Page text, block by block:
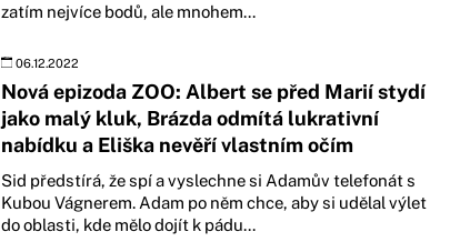
zatím nejvíce bodů, ale mnohem...
06.12.2022
Nová epizoda ZOO: Albert se před Marií stydí
jako malý kluk, Brázda odmítá lukrativní
nabídku a Eliška nevěří vlastním očím
Sid předstírá, že spí a vyslechne si Adamův telefonát s
Kubou Vágnerem. Adam po něm chce, aby si udělal výlet
do oblasti, kde mělo dojít k pádu...